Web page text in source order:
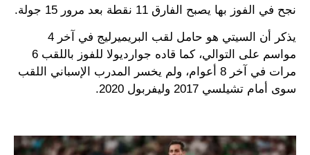
نجح في الفوز بها يصبح الفارق 11 نقطة بعد مرور 15 جولة.
يذكر أن السيتي هو حامل لقب البريميرليج في آخر 4
مواسم على التوالي، كما قاده جوارديولا للفوز باللقب 6
مرات في آخر 8 أعوام، ولم يخسر المدرب الإسباني اللقب
سوى أمام تشيلسي 2017 وليفربول 2020.